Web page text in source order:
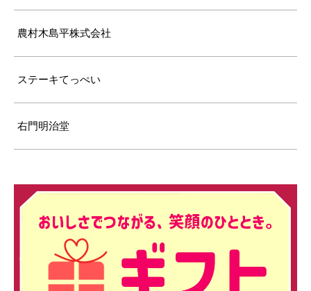
農村木島平株式会社
ステーキてっぺい
右門明治堂